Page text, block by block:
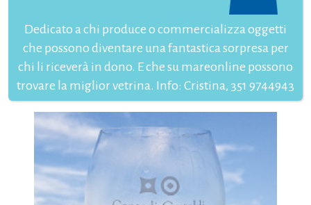
Dedicato a chi produce o commercializza oggetti
che possono diventare una fantastica sorpresa per
chi li riceverà in dono. E che su mareonline possono
trovare la miglior vetrina. Info: Cristina, 351 9744943